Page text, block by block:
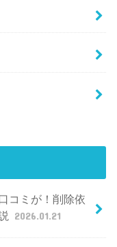
コミが！削除依
2026.01.21